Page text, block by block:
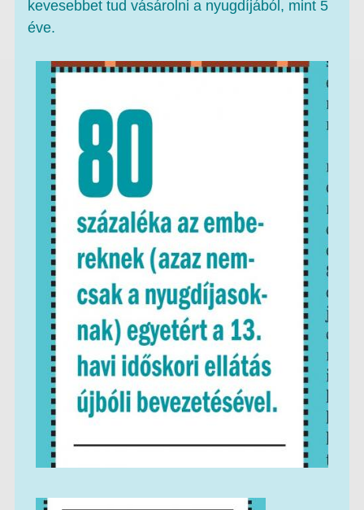
kevesebbet tud vásárolni a nyugdíjából, mint 5
éve.